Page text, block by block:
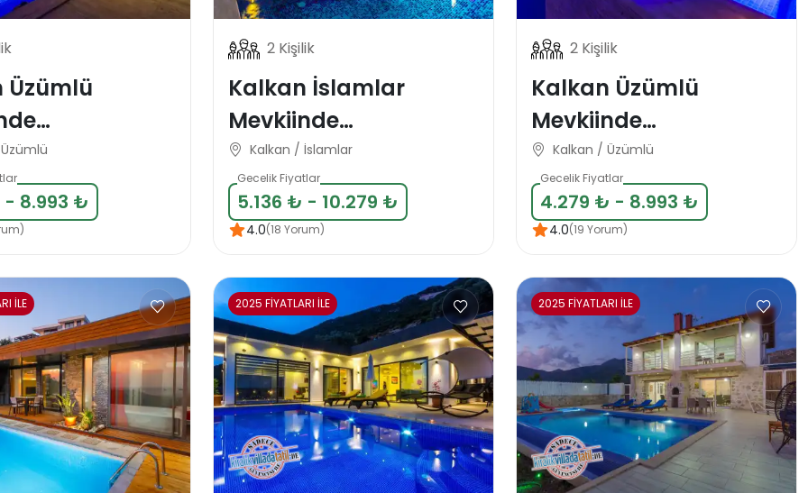
Üzümlü
Balayı
- 8.993 ₺
2 Kişilik
Kalkan İslamlar
Mevkiinde
Muhafazakar Balayı
Tatil Villası
Kalkan / İslamlar
Gecelik Fiyatlar
5.136 ₺ - 10.279 ₺
4.0(18 Yorum)
2 Kişilik
Kalkan Üzümlü
Mevkiinde
Muhafazakar Balayı
Tatil Vilası
Kalkan / Üzümlü
Gecelik Fiyatlar
4.279 ₺ - 8.993 ₺
4.0(19 Yorum)
İLE 2025 FİYATLARI İLE 2025 FİYATLARI İLE